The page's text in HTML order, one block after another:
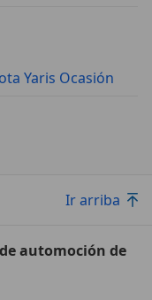
Yaris Ocasión
Ir arriba
automoción de